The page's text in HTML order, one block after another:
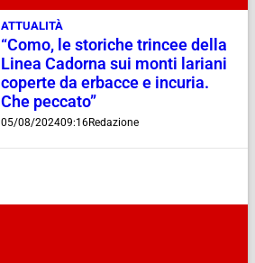
ATTUALITÀ
“Como, le storiche trincee della
Linea Cadorna sui monti lariani
coperte da erbacce e incuria.
Che peccato”
05/08/202409:16Redazione